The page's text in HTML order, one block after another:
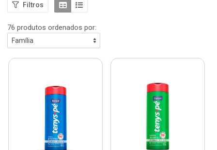
Filtros
76 produtos ordenados por: